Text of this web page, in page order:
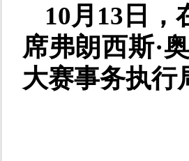
10月13日
席弗朗西斯·
大赛事务执行